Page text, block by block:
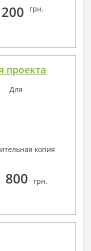
грн.
проекта
Для
копия
800 грн.